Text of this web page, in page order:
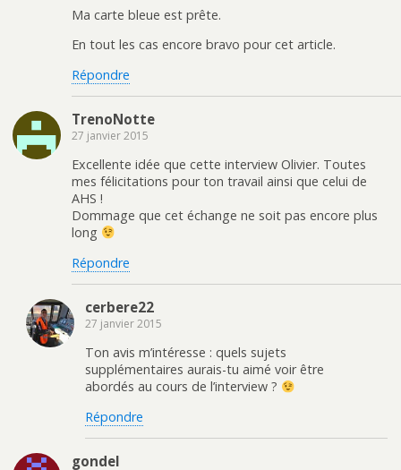
Ma carte bleue est prête.
En tout les cas encore bravo pour cet article.
Répondre
TrenoNotte
27 janvier 2015
Excellente idée que cette interview Olivier. Toutes
mes félicitations pour ton travail ainsi que celui de
AHS !
Dommage que cet échange ne soit pas encore plus
long
Répondre
cerbere22
27 janvier 2015
Ton avis m’intéresse : quels sujets
supplémentaires aurais-tu aimé voir être
abordés au cours de l’interview ?
Répondre
gondel